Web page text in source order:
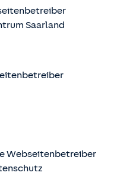
Saarland
Webseitenbetreiber